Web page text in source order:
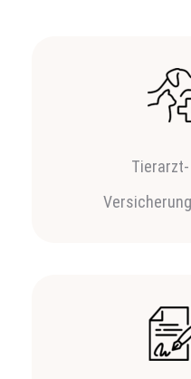
Tierarzt-